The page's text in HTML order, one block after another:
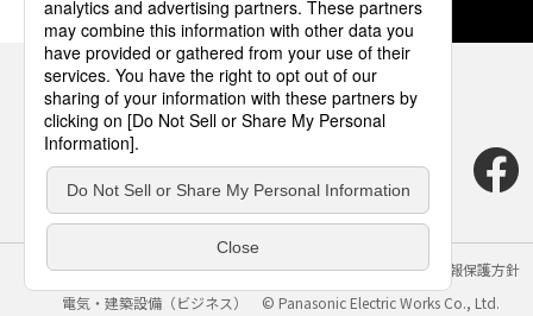
サイトのご利用にあたって クッキーポリシー
個人情報保護方針
電気・建築設備（ビジネス）
© Panasonic Electric Works Co., Ltd.